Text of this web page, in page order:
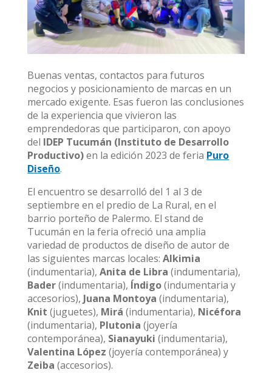
Buenas ventas, contactos para futuros
negocios y posicionamiento de marcas en un
mercado exigente. Esas fueron las conclusiones
de la experiencia que vivieron las
emprendedoras que participaron, con apoyo
del IDEP Tucumán (Instituto de Desarrollo
Productivo)en la edición 2023 de feria Puro
Diseño.
El encuentro se desarrolló del 1 al 3 de
septiembre en el predio de La Rural, en el
barrio porteño de Palermo. El stand de
Tucumán en la feria ofreció una amplia
variedad de productos de diseño de autor de
las siguientes marcas locales:Alkimia
(indumentaria),Anita de Libra (indumentaria),
Bader(indumentaria), Índigo(indumentaria y
accesorios), Juana Montoya (indumentaria),
Knit (juguetes), Mirá (indumentaria), Nicéfora
(indumentaria), Plutonia (joyería
contemporánea), Sianayuki (indumentaria),
Valentina López (joyería contemporánea) y
Zeiba (accesorios).